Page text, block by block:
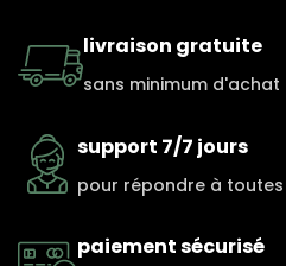
livraison gratuite
sans minimum d'achat
support 7/7 jours
pour répondre à
paiement sécurisé